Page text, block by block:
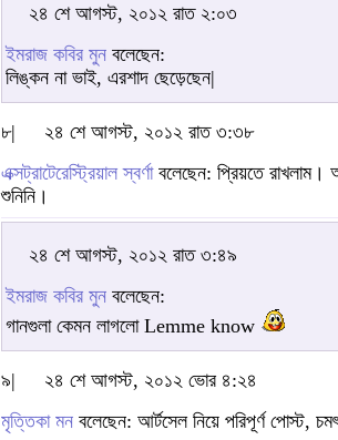
২৪ শে আগস্ট, ২০১২ রাত ২:০৩
ইমরাজ কবির মুন বলেছেন:
লিঙ্কন না ভাই, এরশাদ ছেড়েছেন|
৮|
২৪ শে আগস্ট, ২০১২ রাত ৩:৩৮
এক্সট্রাটেরেস্ট্রিয়াল স্বর্ণাবলেছেন: প্রিয়তে রাখলাম।
শুনিনি।
২৪ শে আগস্ট, ২০১২ রাত ৩:৪৯
ইমরাজ কবির মুন বলেছেন:
গানগুলা কেমন লাগলো Lemme know
৯|
২৪ শে আগস্ট, ২০১২ ভোর ৪:২৪
মৃত্তিকা মন বলেছেন: আর্টসেল নিয়ে পরিপূর্ণ পোস্ট,